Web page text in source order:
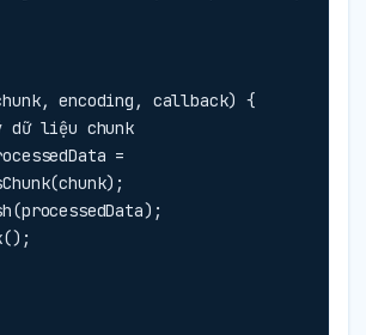
encoding, callback) {